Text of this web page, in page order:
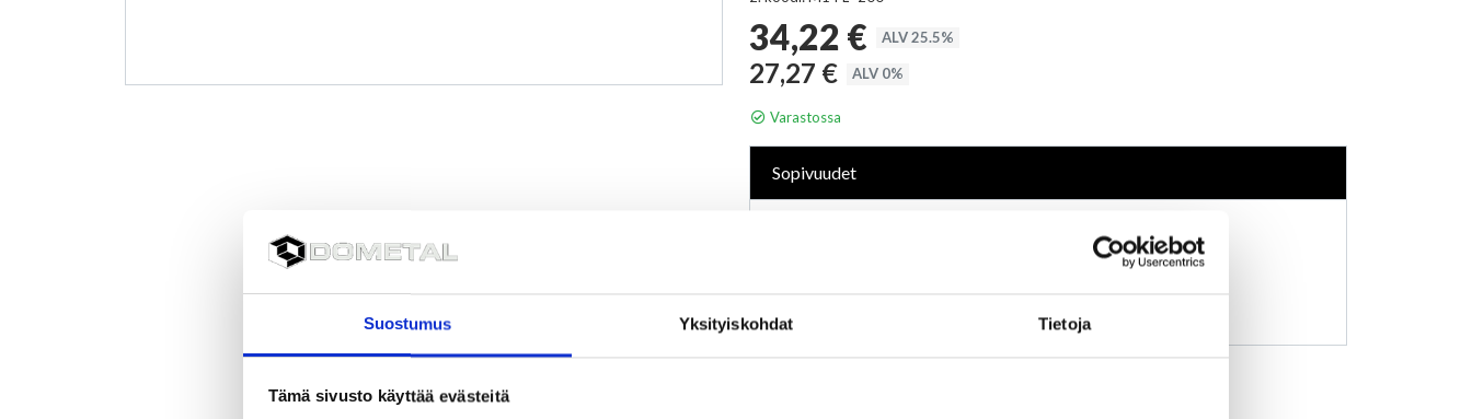
Suostumus Yksityiskohdat Tietoja
Tämä sivusto käyttää evästeitä
Hinta
34,22 € ALV 25.5%
27,27 € ALV 0%
Varastossa
Sopivuudet
Forte S
SK 2000-2009